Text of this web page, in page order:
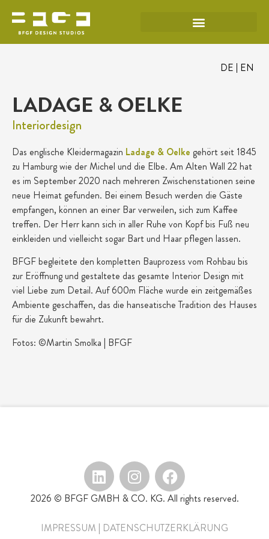
DE EN
LADAGE & OELKE
Interiordesign
Das englische Kleidermagazin Ladage & Oelke gehört seit 1845
zu Hamburg wie der Michel und die Elbe. Am Alten Wall 22 hat
es im September 2020 nach mehreren Zwischenstationen seine
neue Heimat gefunden. Bei einem Besuch werden die Gäste
empfangen, können an einer Bar verweilen, sich zum Kaffee
treffen. Der Herr kann sich in aller Ruhe von Kopf bis Fuß neu
einkleiden und vielleicht sogar Bart und Haar pflegen lassen.
BFGF begleitete den kompletten Bauprozess vom Rohbau bis
zur Eröffnung und gestaltete das gesamte Interior Design mit
viel Liebe zum Detail. Auf 600m Fläche wurde ein zeitgemäßes
Ambiente geschaffen, das die hanseatische Tradition des Hauses
für die Zukunft bewahrt.
Fotos: ©Martin Smolka | BFGF
2026 © BFGF GMBH & CO. KG. All rights reserved.
IMPRESSUM | DATENSCHUTZERKLÄRUNG